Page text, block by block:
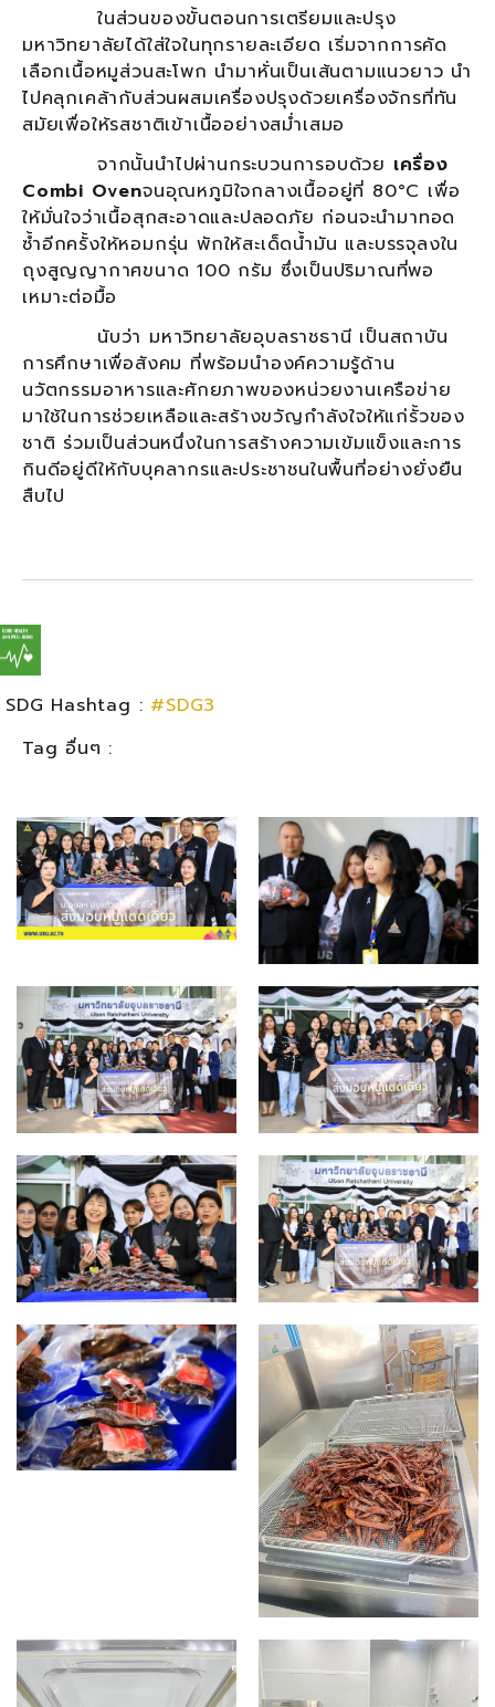
ในส่วนของขั้นตอนการเตรียมและปรุง
มหาวิทยาลัยได้ใส่ใจในทุกรายละเอียด เริ่มจากการคัด
เลือกเนื้อหมูส่วนสะโพก นำมาหั่นเป็นเส้นตามแนวยาว นำ
ไปคลุกเคล้ากับส่วนผสมเครื่องปรุงด้วยเครื่องจักรที่ทัน
สมัยเพื่อให้รสชาติเข้าเนื้ออย่างสม่ำเสมอ
จากนั้นนำไปผ่านกระบวนการอบด้วย เครื่อง
Combi Ovenจนอุณหภูมิใจกลางเนื้ออยู่ที่ 80°C เพื่อ
ให้มั่นใจว่าเนื้อสุกสะอาดและปลอดภัย ก่อนจะนำมาทอด
ซ้ำอีกครั้งให้หอมกรุ่น พักให้สะเด็ดน้ำมัน และบรรจุลงใน
ถุงสูญญากาศขนาด 100 กรัม ซึ่งเป็นปริมาณที่พอ
เหมาะต่อมื้อ
นับว่า มหาวิทยาลัยอุบลราชธานี เป็นสถาบัน
การศึกษาเพื่อสังคม ที่พร้อมนำองค์ความรู้ด้าน
นวัตกรรมอาหารและศักยภาพของหน่วยงานเครือข่าย
มาใช้ในการช่วยเหลือและสร้างขวัญกำลังใจให้แก่รั้วของ
ชาติ ร่วมเป็นส่วนหนึ่งในการสร้างความเข้มแข็งและการ
กินดีอยู่ดีให้กับบุคลากรและประชาชนในพื้นที่อย่างยั่งยืน
สืบไป
SDG Hashtag : #SDG3
Tag อื่นๆ :